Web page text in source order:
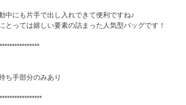
中にも片手で出し入れできて便利ですね♪
とっては嬉しい要素の詰まった人気型バッグです！
ち手部分のみあり